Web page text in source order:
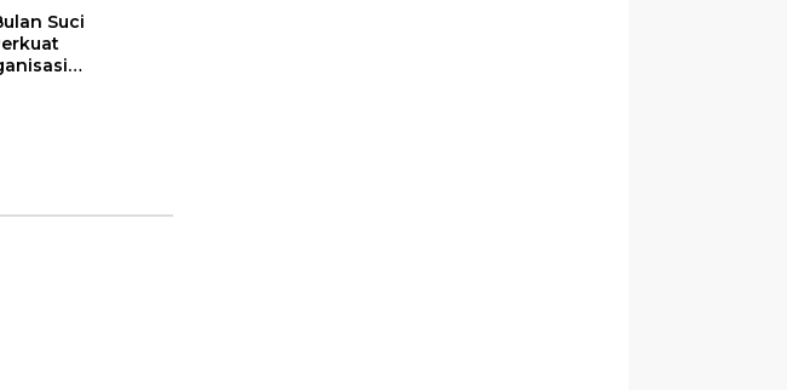
Suci